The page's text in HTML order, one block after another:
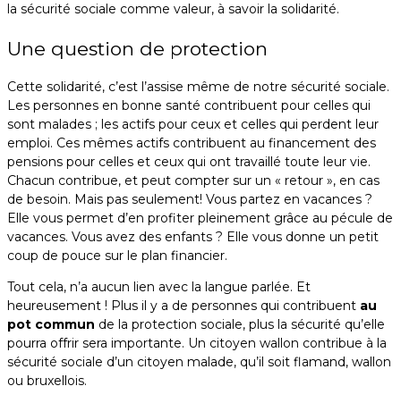
la sécurité sociale comme valeur, à savoir la solidarité.
Une question de protection
Cette solidarité, c’est l’assise même de notre sécurité sociale.
Les personnes en bonne santé contribuent pour celles qui
sont malades ; les actifs pour ceux et celles qui perdent leur
emploi. Ces mêmes actifs contribuent au financement des
pensions pour celles et ceux qui ont travaillé toute leur vie.
Chacun contribue, et peut compter sur un « retour », en cas
de besoin. Mais pas seulement! Vous partez en vacances ?
Elle vous permet d’en profiter pleinement grâce au pécule de
vacances. Vous avez des enfants ? Elle vous donne un petit
coup de pouce sur le plan financier.
Tout cela, n’a aucun lien avec la langue parlée. Et
heureusement ! Plus il y a de personnes qui contribuent au
pot commun de la protection sociale, plus la sécurité qu’elle
pourra offrir sera importante. Un citoyen wallon contribue à la
sécurité sociale d’un citoyen malade, qu’il soit flamand, wallon
ou bruxellois.